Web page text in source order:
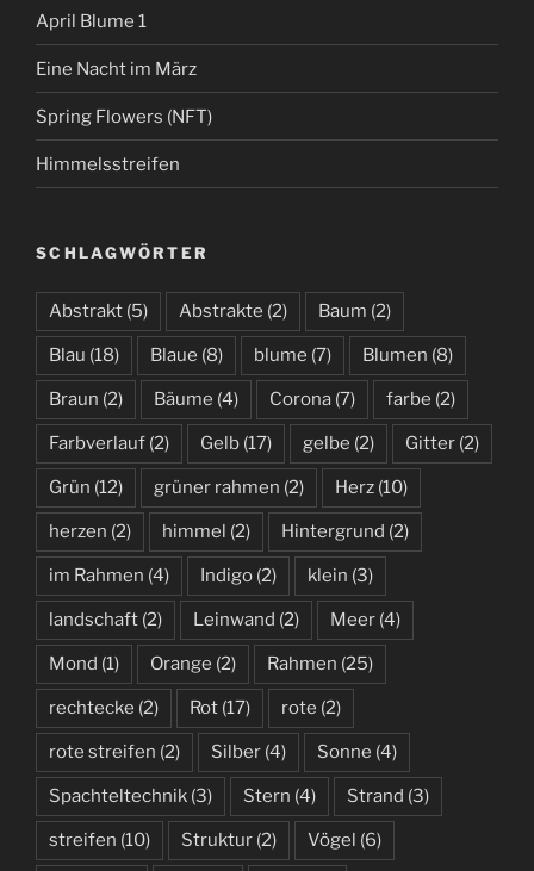
April Blume 1
Eine Nacht im März
Spring Flowers (NFT)
Himmelsstreifen
SCHLAGWÖRTER
Abstrakt (5) Abstrakte (2) Baum (2)
Blau (18) Blaue (8) blume (7) Blumen (8)
Braun (2) Bäume (4) Corona (7) farbe (2)
Farbverlauf (2) Gelb (17) gelbe (2) Gitter (2)
Grün (12) grüner rahmen (2) Herz (10)
herzen (2) himmel (2) Hintergrund (2)
im Rahmen (4) Indigo (2) klein (3)
landschaft (2) Leinwand (2) Meer (4)
Mond (1) Orange (2) Rahmen (25)
rechtecke (2) Rot (17) rote (2)
rote streifen (2) Silber (4) Sonne (4)
Spachteltechnik (3) Stern (4) Strand (3)
streifen (10) Struktur (2) Vögel (6)